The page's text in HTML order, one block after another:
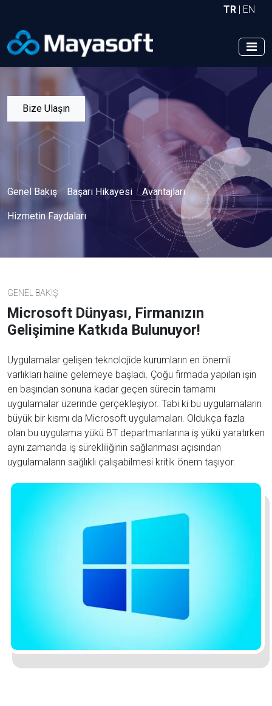
TR | EN
Bize Ulaşın
Genel Bakış Başarı Hikayesi Avantajları
Hizmetin Faydaları
GENEL BAKIŞ
Microsoft Dünyası, Firmanızın
Gelişimine Katkıda Bulunuyor!
Uygulamalar gelişen teknolojide kurumların en önemli
varlıkları haline gelemeye başladı. Çoğu firmada yapılan işin
en başından sonuna kadar geçen sürecin tamamı
uygulamalar üzerinde gerçekleşiyor. Tabi ki bu uygulamaların
büyük bir kısmı da Microsoft uygulamaları. Oldukça fazla
olan bu uygulama yükü BT departmanlarına iş yükü yaratırken
aynı zamanda iş sürekliliğinin sağlanması açısından
uygulamaların sağlıklı çalışabilmesi kritik önem taşıyor.
Mayasoft Assistant